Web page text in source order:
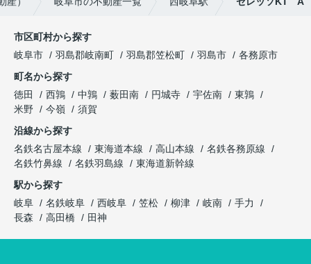
市区町村から探す
岐阜市
羽島郡岐南町 羽島郡笠松町 羽島市
各務原市
町名から探す
徳田
西鶉 中鶉 薮田南 円城寺 宇佐南
東鶉
米野
今嶺
須賀
沿線から探す
名鉄名古屋本線
東海道本線 高山本線
名鉄各務原線
名鉄竹鼻線
名鉄羽島線
東海道新幹線
駅から探す
岐阜
名鉄岐阜 西岐阜 笠松 柳津 岐南
手力
長森
高田橋 田神